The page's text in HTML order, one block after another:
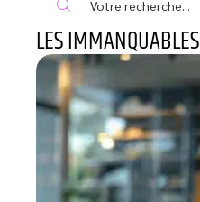
LES IMMANQUABLES